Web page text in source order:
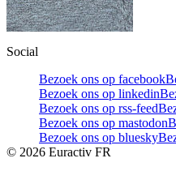
Social
Bezoek ons op facebook
Bezoek ons op linkedin
Bezoek ons op rss-feed
Bezoek ons op mastodon
Bezoek ons op bluesky
© 2026 Euractiv FR